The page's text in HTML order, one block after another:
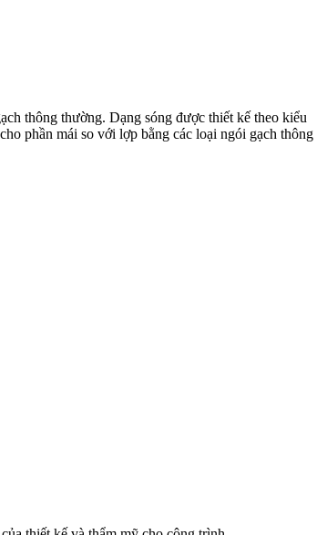
thông thường. Dạng sóng được thiết kế theo kiểu
phần mái so với lợp bằng các loại ngói gạch thông